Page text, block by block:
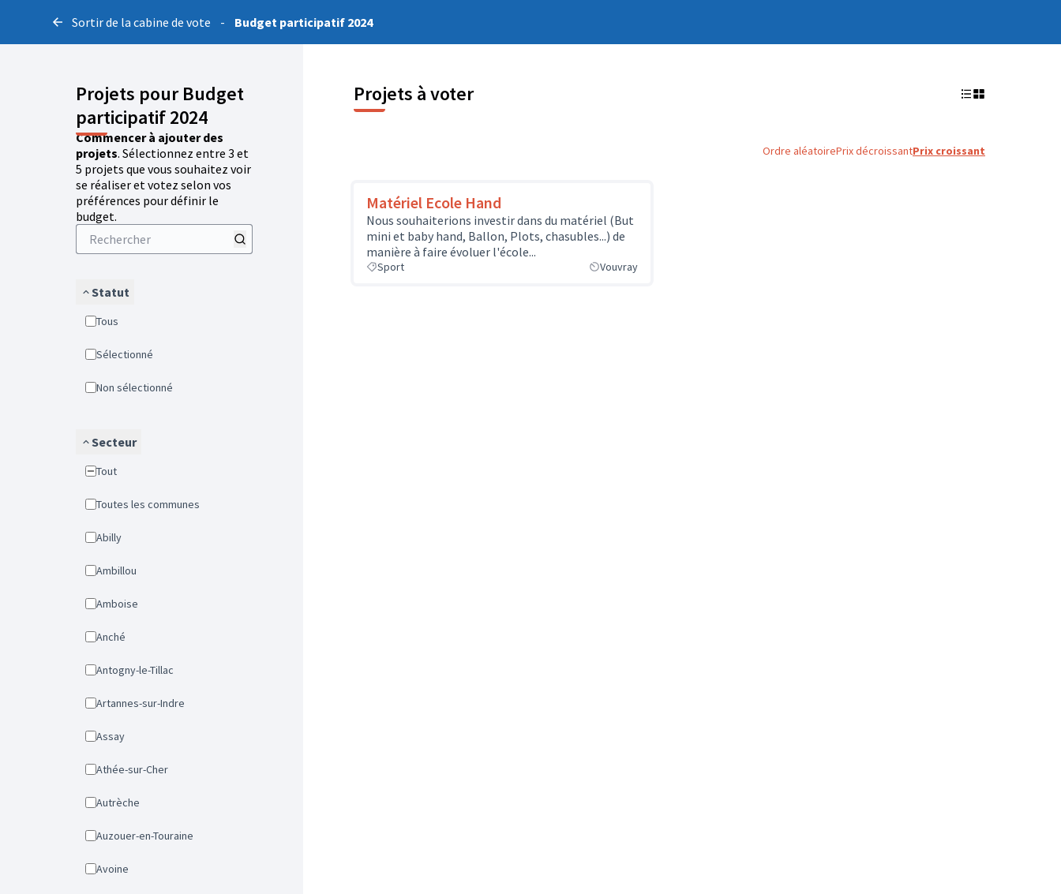
Sortir de la cabine de vote - Budget participatif 2024
Projets pour Budget
participatif 2024
Commencer à ajouter des
projets. Sélectionnez entre 3 et
5 projets que vous souhaitez voir
se réaliser et votez selon vos
préférences pour définir le
budget.
Statut
Tous
Sélectionné
Non sélectionné
Secteur
Tout
Toutes les communes
Abilly
Ambillou
Amboise
Anché
Antogny-le-Tillac
Artannes-sur-Indre
Assay
Athée-sur-Cher
Autrèche
Auzouer-en-Touraine
Avoine
Projets à voter
Ordre aléatoirePrix décroissantPrix croissant
Matériel Ecole Hand
Nous souhaiterions investir dans du matériel (But
mini et baby hand, Ballon, Plots, chasubles...) de
manière à faire évoluer l'école...
Sport Vouvray